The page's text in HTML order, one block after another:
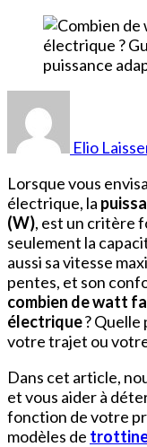
Elio
Lorsque vous
électrique, la
(W), est un critère
seulement la
aussi sa vitesse
pentes, et son
combien de watt
électrique? Quelle
votre trajet ou
Dans cet article,
et vous aider à
fonction de votre
modèles de